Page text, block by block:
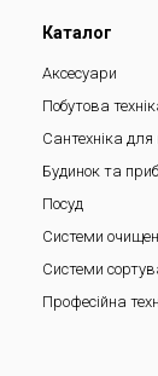
Каталог
Аксесуари
Побутова
Сантехніка для
Будинок та
Посуд
Системи
Системи
Професійна